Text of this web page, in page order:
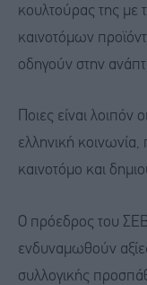
κουλτούρας της με
καινοτόμων
οδηγούν στην
Ποιες είναι λοιπόν
ελληνική
καινοτόμο και
Ο πρόεδρος του ΣΕΒ
ενδυναμωθούν
συλλογικής